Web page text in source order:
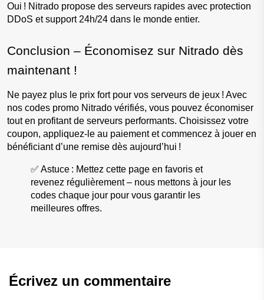
Oui ! Nitrado propose des serveurs rapides avec protection
DDoS et support 24h/24 dans le monde entier.
Conclusion – Économisez sur Nitrado dès
maintenant !
Ne payez plus le prix fort pour vos serveurs de jeux ! Avec
nos codes promo Nitrado vérifiés, vous pouvez économiser
tout en profitant de serveurs performants. Choisissez votre
coupon, appliquez-le au paiement et commencez à jouer en
bénéficiant d’une remise dès aujourd’hui !
✅ Astuce : Mettez cette page en favoris et
revenez régulièrement – nous mettons à jour les
codes chaque jour pour vous garantir les
meilleures offres.
Écrivez un commentaire